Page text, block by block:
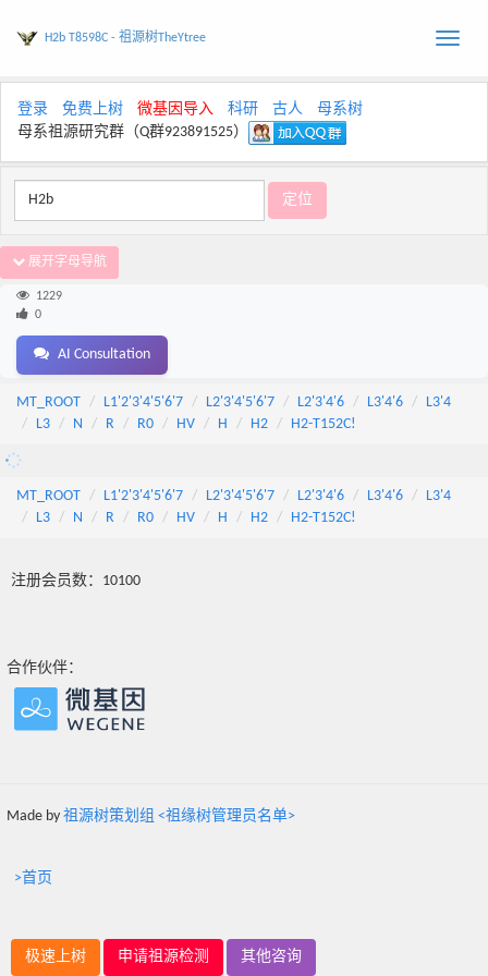
Toggle
H2b T8598C - 祖源树TheYtree
登录 免费上树 微基因导入 科研 古人
母系树
母系祖源研究群（Q群923891525）
展开字母导航
1229
0
AI Consultation
MT_ROOT L1'2'3'4'5'6'7 L2'3'4'5'6'7 L2'3'4'6 L3'4'6
L3'4
L3
N R R0 HV H H2 H2-T152C!
MT_ROOT L1'2'3'4'5'6'7 L2'3'4'5'6'7 L2'3'4'6 L3'4'6
L3'4
L3
N R R0 HV H H2 H2-T152C!
注册会员数：10100
合作伙伴：
Made by 祖源树策划组 <祖缘树管理员名单>
>首页
极速上树 申请祖源检测 其他咨询